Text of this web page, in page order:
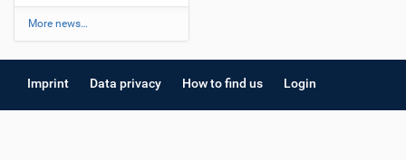
More news…
Imprint Data privacy How to find us Login